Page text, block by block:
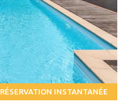
RÉSERVATION INSTANTANÉE